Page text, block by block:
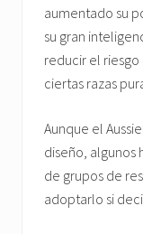
aumentado su
su gran
reducir el
ciertas razas
Aunque el
diseño, algunos
de grupos de
adoptarlo si